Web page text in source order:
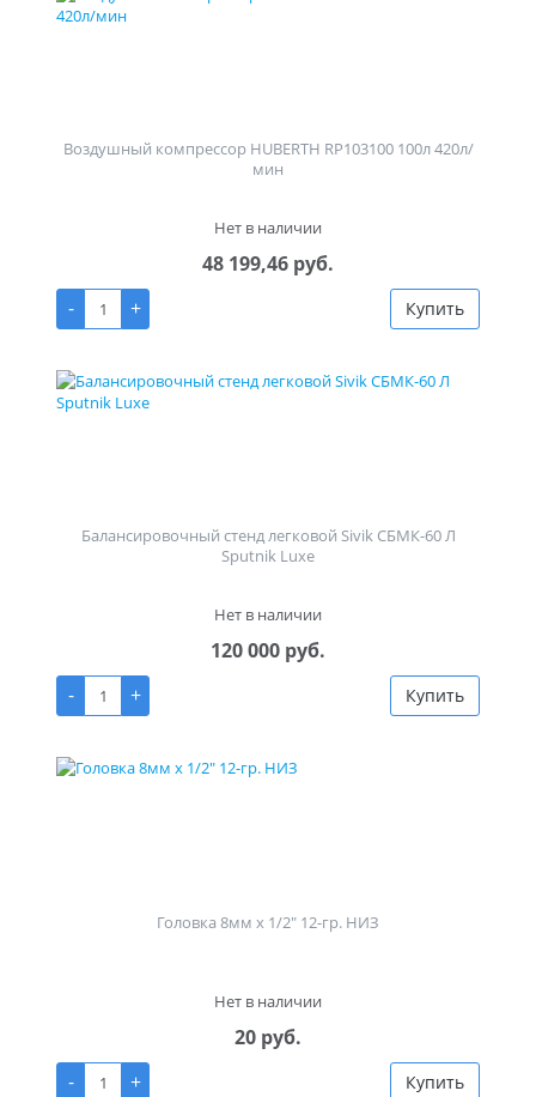
Воздушный компрессор HUBERTH RP103100 100л 420л/
мин
Нет в наличии
48 199,46 руб.
-
+ Купить
Балансировочный стенд легковой Sivik СБМК-60 Л
Sputnik Luxe
Нет в наличии
120 000 руб.
-
+ Купить
Головка 8мм х 1/2" 12-гр. НИЗ
Нет в наличии
20 руб.
-
+ Купить